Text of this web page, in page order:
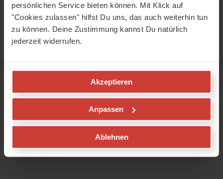
persönlichen Service bieten können. Mit Klick auf
"Cookies zulassen" hilfst Du uns, das auch weiterhin tun
zu können. Deine Zustimmung kannst Du natürlich
jederzeit widerrufen.
Akzeptieren
Anpassen
Ablehnen
Trusted Shop
★ ★ ★ ★ ★
4,85
1237 Bewertungen